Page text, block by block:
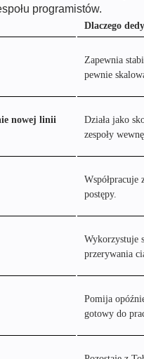
programistów.
Dlaczego
Zapewnia
pewnie
nowej linii
Działa jako
zespoły
Współpracuje
postępy.
Wykorzystuje
przerywania
Pomija
gotowy do